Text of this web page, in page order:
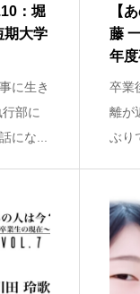
：堀
期大学
に生き
部に
にな...
【
藤
年度
卒業
離が
ぶり